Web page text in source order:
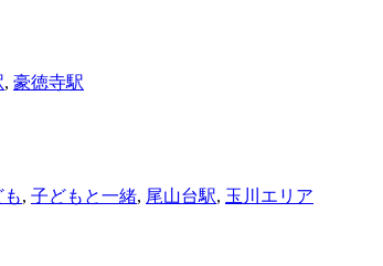
, 豪徳寺駅
, 子どもと一緒, 尾山台駅, 玉川エリア